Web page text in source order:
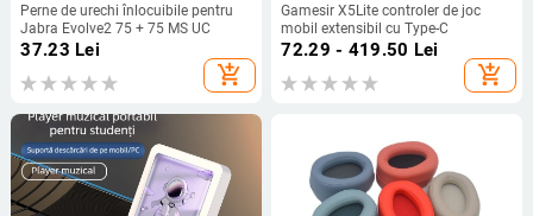
Perne de urechi înlocuibile pentru
Jabra Evolve2 75 + 75 MS UC
37.23 Lei
add_shopping_cart
Gamesir X5Lite controler de joc
mobil extensibil cu Type-C
72.29 - 419.50 Lei
add_shopping_cart